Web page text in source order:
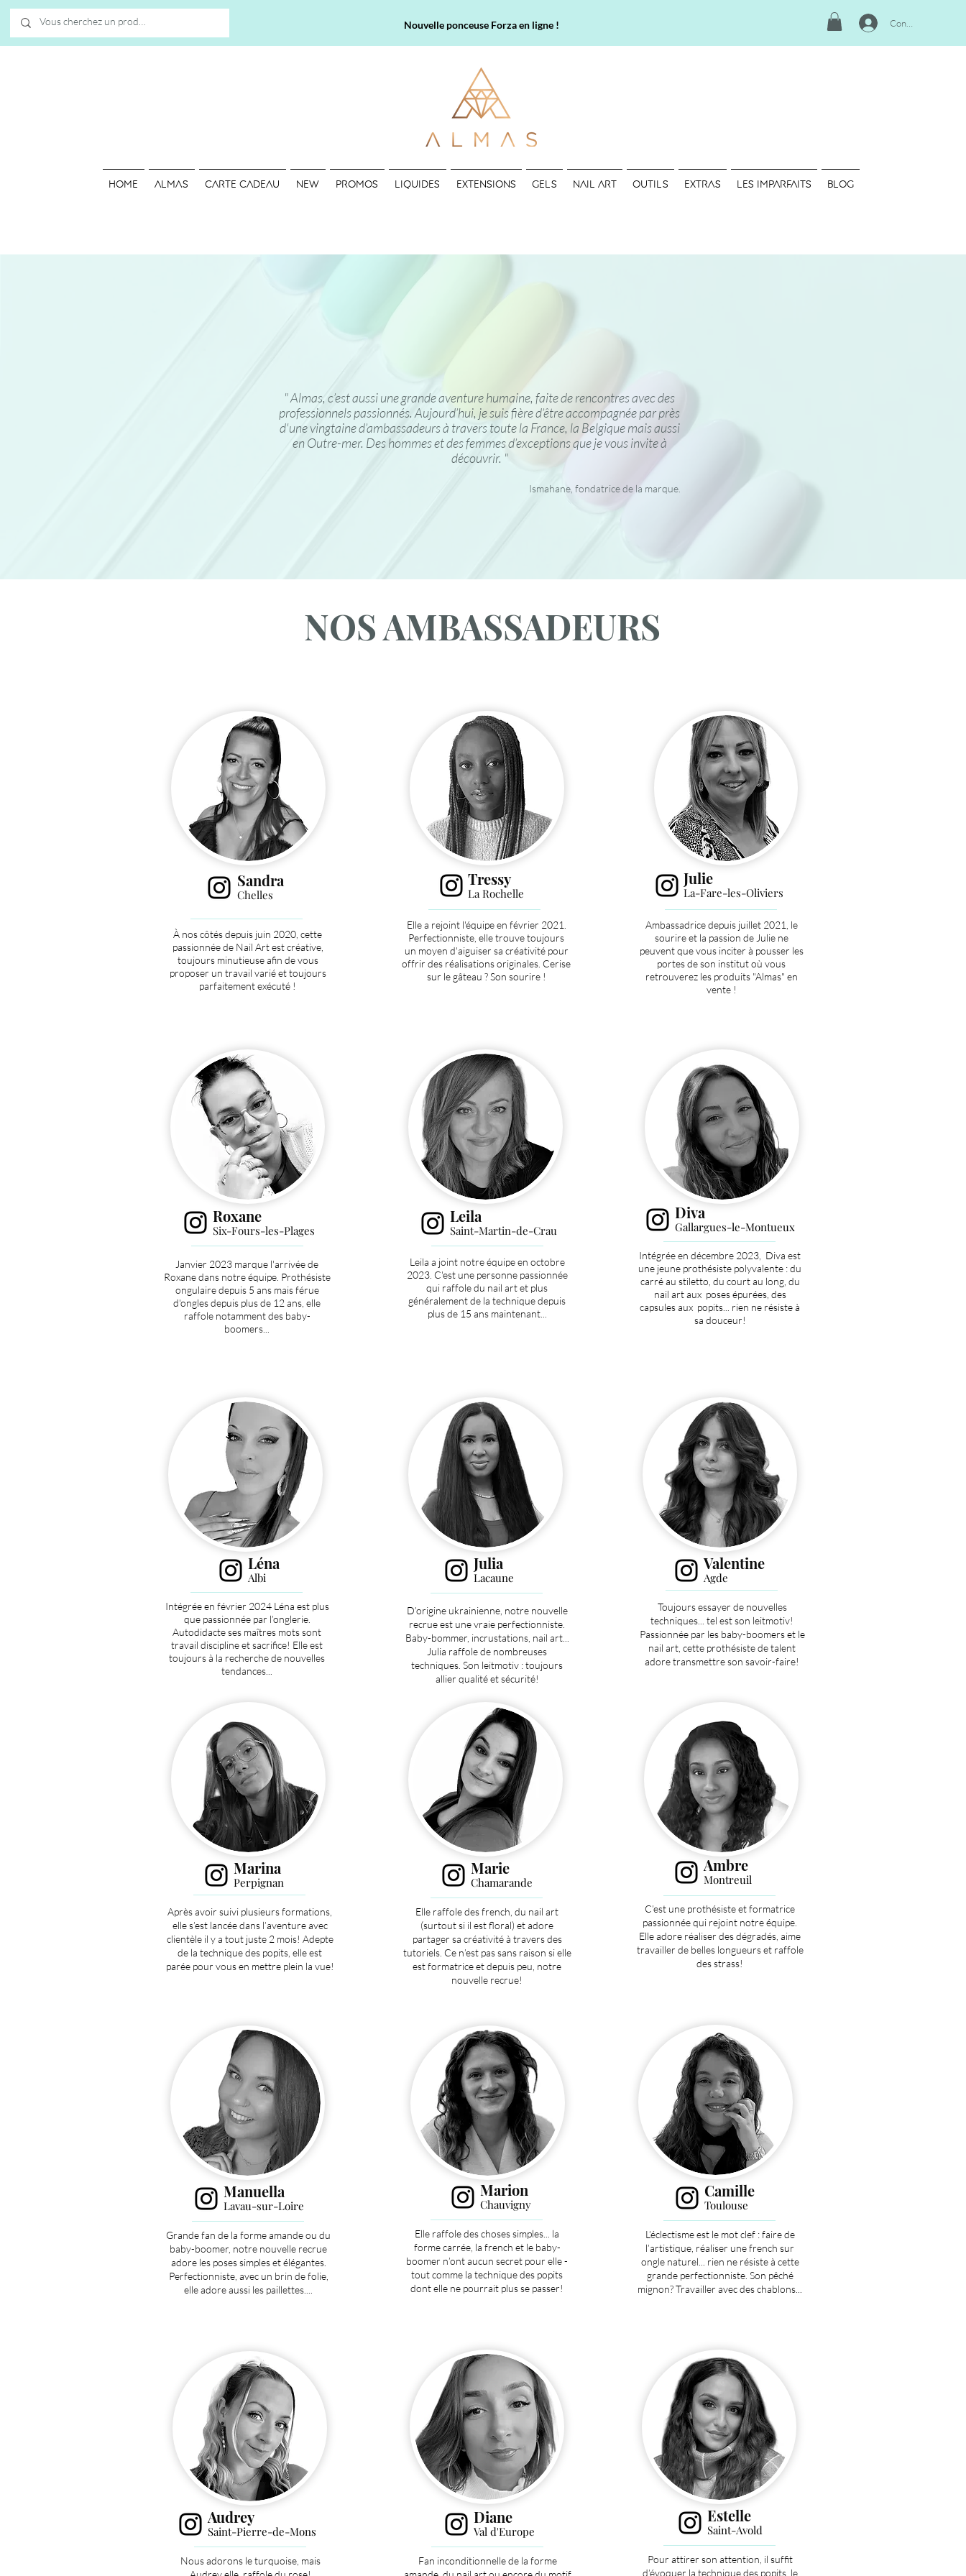
Nouvelle ponceuse Forza en ligne ! Connexion
HOME ALMAS Carte cadeau NEW PROMOS LIQUIDES EXTENSIONS GELS NAIL ART OUTILS EXTRAS LES IMPARFAITS Blog
" Almas, c’est aussi une grande aventure humaine, faite de rencontres avec des
professionnels passionnés. Aujourd’hui, je suis fière d’être accompagnée par près
d'une vingtaine d’ambassadeurs à travers toute la France, la Belgique mais aussi
en Outre-mer. Des hommes et des femmes d’exceptions que je vous invite à
découvrir. "
Ismahane, fondatrice de la marque.
NOS AMBASSADEURS
Marina
Perpignan
Après avoir suivi plusieurs formations,
elle s’est lancée dans l’aventure avec
clientèle il y a tout juste 2 mois! Adepte
de la technique des popits, elle est
parée pour vous en mettre plein la vue!
Marie
Chamarande
Elle raffole des french, du nail art
(surtout si il est floral) et adore
partager sa créativité à travers des
tutoriels. Ce n’est pas sans raison si elle
est formatrice et depuis peu, notre
nouvelle recrue!
Ambre
Montreuil
C’est une prothésiste et formatrice
passionnée qui rejoint notre équipe.
Elle adore réaliser des dégradés, aime
travailler de belles longueurs et raffole
des strass!
Manuella
Lavau-sur-Loire
Grande fan de la forme amande ou du
baby-boomer, notre nouvelle recrue
adore les poses simples et élégantes.
Perfectionniste, avec un brin de folie,
elle adore aussi les paillettes....
Marion
Chauvigny
Elle raffole des choses simples... la
forme carrée, la french et le baby-
boomer n’ont aucun secret pour elle -
tout comme la technique des popits
dont elle ne pourrait plus se passer!
Camille
Toulouse
L’éclectisme est le mot clef :faire de
l’artistique, réaliser une french sur
ongle naturel... rien ne résiste à cette
grande perfectionniste. Son pêché
mignon? Travailler avec des chablons...
Sandra
Chelles
À nos côtés depuis juin 2020, cette
passionnée de Nail Art est créative,
toujours minutieuse afin de vous
proposer un travail varié et toujours
parfaitement exécuté !
Tressy
La Rochelle
Elle a rejoint l'équipe en février 2021.
Perfectionniste, elle trouve toujours
un moyen d'aiguiser sa créativité pour
offrir des réalisations originales. Cerise
sur le gâteau ? Son sourire !
Julie
La-Fare-les-Oliviers
Ambassadrice depuis juillet 2021, le
sourire et la passion de Julie ne
peuvent que vous inciter à pousser les
portes de son institut où vous
retrouverez les produits "Almas" en
vente !
Roxane
Six-Fours-les-Plages
Janvier 2023 marque l'arrivée de
Roxane dans notre équipe. Prothésiste
ongulaire depuis 5 ans mais férue
d'ongles depuis plus de 12 ans, elle
raffole notamment des baby-
boomers...
Leila
Saint-Martin-de-Crau
Leila a joint notre équipe en octobre
2023. C'est une personnepassionnée
qui raffoledu nail art et plus
généralement de la technique depuis
plus de 15 ans maintenant...
Diva
Gallargues-le-Montueux
Intégrée en décembre 2023, Diva est
une jeune prothésiste polyvalente : du
carré au stiletto, du court au long, du
nail art aux poses épurées, des
capsules aux popits... rien ne résiste à
sa douceur!
Léna
Albi
Intégrée en février 2024 Léna est plus
que passionnée par l’onglerie.
Autodidacte ses maîtres mots sont
travail discipline et sacrifice! Elle est
toujours à la recherche de nouvelles
tendances...
Julia
Lacaune
D’origine ukrainienne, notre nouvelle
recrue est une vraie perfectionniste.
Baby-bommer, incrustations, nail art...
Julia raffole de nombreuses
techniques. Son leitmotiv : toujours
allier qualité et sécurité!
Valentine
Agde
Toujours essayer de nouvelles
techniques... tel est son leitmotiv!
Passionnée par les baby-boomers et le
nail art, cette prothésiste de talent
adore transmettre son savoir-faire!
Audrey
Saint-Pierre-de-Mons
Nous adorons le turquoise, mais
Diane
Val d'Europe
Fan inconditionnelle de la forme
Estelle
Saint-Avold
Pour attirer son attention, il suffit
d’évoquer la technique des popits, le